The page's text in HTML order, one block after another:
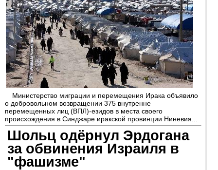
Министерство миграции и перемещения Ирака объявило
о добровольном возвращении 375 внутренне
перемещенных лиц (ВПЛ)-езидов в места своего
происхождения в Синджаре иракской провинции Ниневия...
Шольц одëрнул Эрдогана
за обвинения Израиля в
"фашизме"